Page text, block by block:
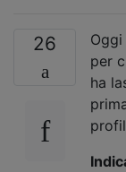
26
per
ha